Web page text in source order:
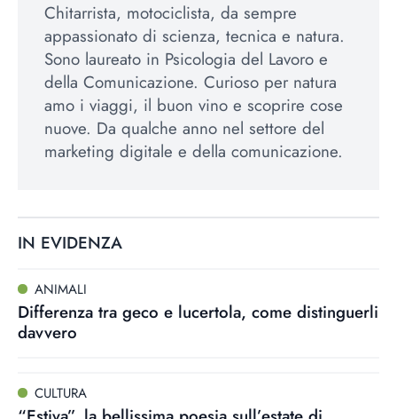
Chitarrista, motociclista, da sempre
appassionato di scienza, tecnica e natura.
Sono laureato in Psicologia del Lavoro e
della Comunicazione. Curioso per natura
amo i viaggi, il buon vino e scoprire cose
nuove. Da qualche anno nel settore del
marketing digitale e della comunicazione.
IN EVIDENZA
ANIMALI
Differenza tra geco e lucertola, come distinguerli
davvero
CULTURA